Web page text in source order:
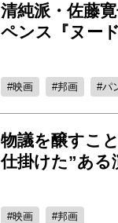
清純派・佐藤
ペンス『ヌー
映画 邦画 パ
物議を醸すこ
仕掛けた”ある
映画 邦画